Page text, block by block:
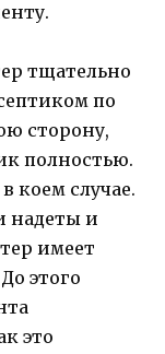
тщательно
по
сторону,
полностью.
коем случае.
надеты и
имеет
этого
это